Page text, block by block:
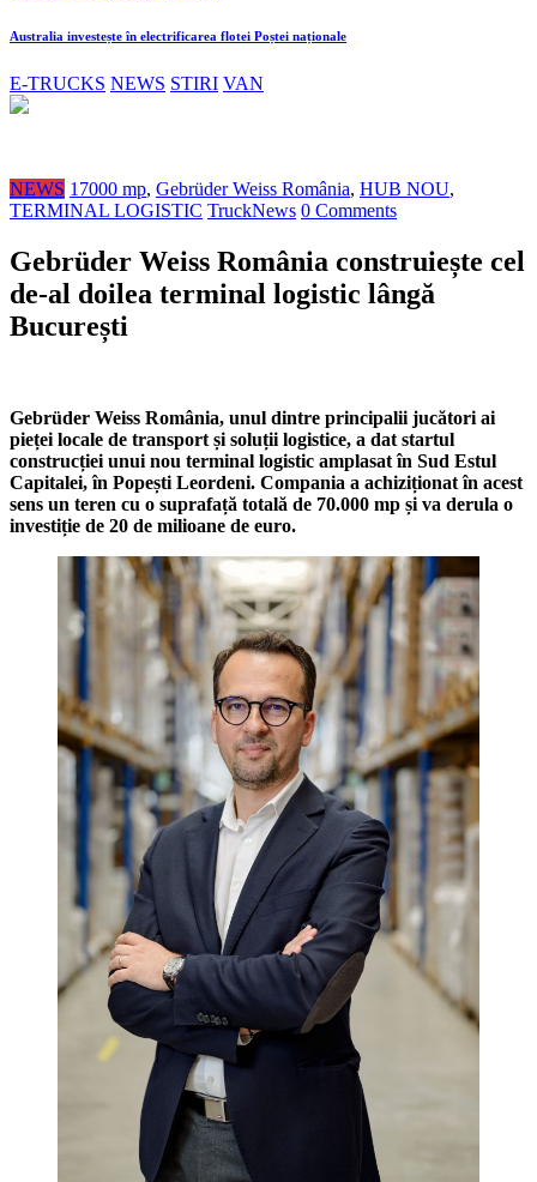
Australia investește în electrificarea flotei Poștei naționale
E-TRUCKS NEWS STIRI VAN
NEWS 17000 mp, Gebrüder Weiss România, HUB NOU,
TERMINAL LOGISTIC TruckNews 0 Comments
Gebrüder Weiss România construiește cel
de-al doilea terminal logistic lângă
București
Gebrüder Weiss România, unul dintre principalii jucători ai
pieței locale de transport și soluții logistice, a dat startul
construcției unui nou terminal logistic amplasat în Sud Estul
Capitalei, în Popești Leordeni. Compania a achiziționat în acest
sens un teren cu o suprafață totală de 70.000 mp și va derula o
investiție de 20 de milioane de euro.